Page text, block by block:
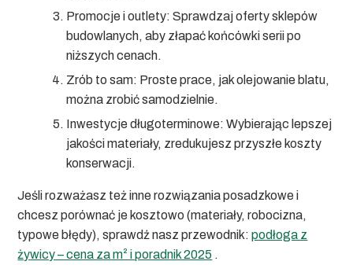
Promocje i outlety: Sprawdzaj oferty sklepów
budowlanych, aby złapać końcówki serii po
niższych cenach.
Zrób to sam: Proste prace, jak olejowanie blatu,
można zrobić samodzielnie.
Inwestycje długoterminowe: Wybierając lepszej
jakości materiały, zredukujesz przyszłe koszty
konserwacji.
Jeśli rozważasz też inne rozwiązania posadzkowe i
chcesz porównać je kosztowo (materiały, robocizna,
typowe błędy), sprawdź nasz przewodnik:podłoga z
żywicy – cena za m² i poradnik 2025 .